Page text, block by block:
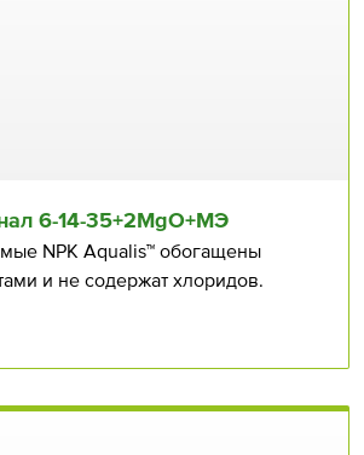
6⁠⁠-14⁠⁠-35+2MgO+МЭ
NPK Aqualis™ обогащены
и не содержат хлоридов.